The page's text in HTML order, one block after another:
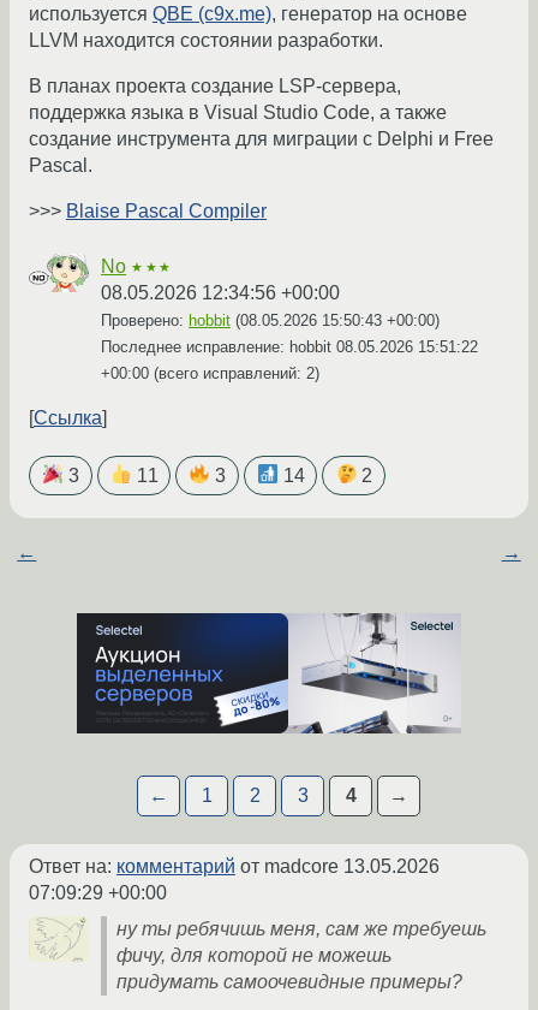
используется QBE (c9x.me), генератор на основе
LLVM находится состоянии разработки.
В планах проекта создание LSP-сервера,
поддержка языка в Visual Studio Code, а также
создание инструмента для миграции с Delphi и Free
Pascal.
>>> Blaise Pascal Compiler
No ★★★
08.05.2026 12:34:56 +00:00
Проверено: hobbit (08.05.2026 15:50:43 +00:00)
Последнее исправление: hobbit 08.05.2026 15:51:22
+00:00 (всего исправлений: 2)
Ссылка
3 11 3 14 2
← →
← 1 2 3 4 →
Ответ на: комментарий от madcore 13.05.2026
07:09:29 +00:00
ну ты ребячишь меня, сам же требуешь
фичу, для которой не можешь
придумать самоочевидные примеры?